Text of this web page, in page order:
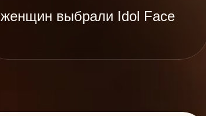
женщин выбрали Idol Face